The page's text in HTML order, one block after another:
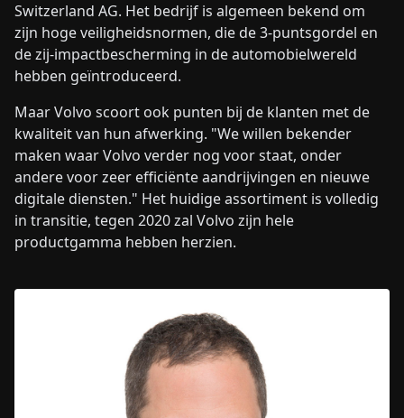
Switzerland AG. Het bedrijf is algemeen bekend om
zijn hoge veiligheidsnormen, die de 3-puntsgordel en
de zij-impactbescherming in de automobielwereld
hebben geïntroduceerd.
Maar Volvo scoort ook punten bij de klanten met de
kwaliteit van hun afwerking. "We willen bekender
maken waar Volvo verder nog voor staat, onder
andere voor zeer efficiënte aandrijvingen en nieuwe
digitale diensten." Het huidige assortiment is volledig
in transitie, tegen 2020 zal Volvo zijn hele
productgamma hebben herzien.